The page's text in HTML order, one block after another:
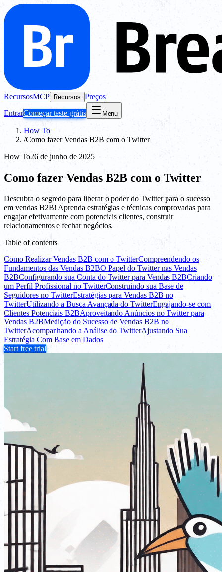
RecursosMCP Recursos Preços
EntrarComeçar teste grátis Menu
How To
/Como fazer Vendas B2B com o Twitter
How To26 de junho de 2025
Como fazer Vendas B2B com o Twitter
Descubra o segredo para liberar o poder do Twitter para o sucesso
em vendas B2B! Aprenda estratégias e técnicas comprovadas para
engajar efetivamente com potenciais clientes, construir
relacionamentos e fechar negócios.
Table of contents
Como Realizar Vendas B2B com o TwitterCompreendendo os
Fundamentos das Vendas B2BO Papel do Twitter nas Vendas
B2BConfigurando sua Conta do Twitter para Vendas B2BCriando
um Perfil Profissional no TwitterConstruindo sua Base de
Seguidores no TwitterEstratégias para Vendas B2B no
TwitterUtilizando a Busca Avançada do TwitterEngajando-se com
Clientes Potenciais B2BAproveitando Anúncios no Twitter para
Vendas B2BMedição do Sucesso de Vendas B2B no
TwitterAcompanhando a Análise do TwitterAjustando Sua
Estratégia Com Base em Dados
Start free trial